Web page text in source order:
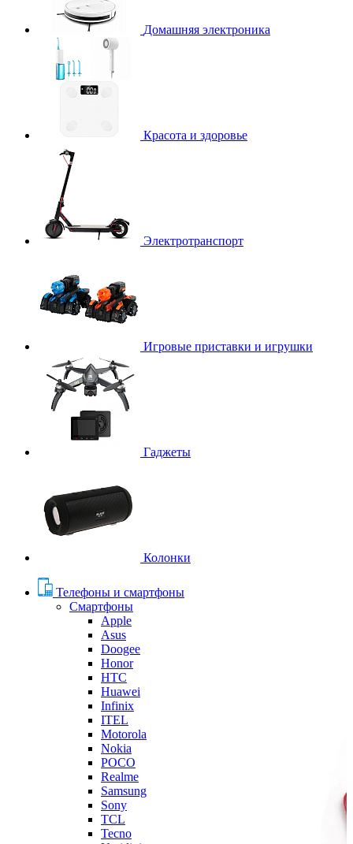
Домашняя электроника
Красота и здоровье
Электротранспорт
Игровые приставки и игрушки
Гаджеты
Колонки
Телефоны и смартфоны
Смартфоны
Apple
Asus
Doogee
Honor
HTC
Huawei
Infinix
ITEL
Motorola
Nokia
POCO
Realme
Samsung
Sony
TCL
Tecno